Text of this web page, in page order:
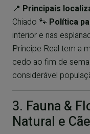
📍 Principais
Chiado 🐾 Política
interior e nas
Príncipe Real tem a
cedo ao fim de
considerável
3. Fauna &
Natural e